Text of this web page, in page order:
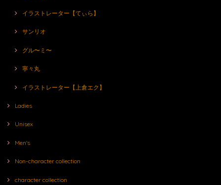
イラストレーター【てぃら】
サンリオ
グル〜ミ〜
寧々丸
イラストレーター【上倉エク】
Ladies
Unisex
Men's
Non-character collection
character collection